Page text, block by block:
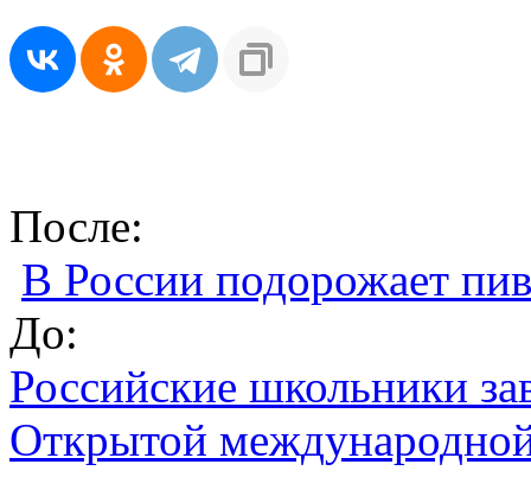
После:
В России подорожает
До:
Российские школьники
Открытой